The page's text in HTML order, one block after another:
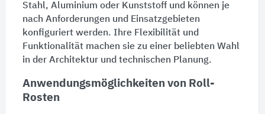
Stahl, Aluminium oder Kunststoff und können je
nach Anforderungen und Einsatzgebieten
konfiguriert werden. Ihre Flexibilität und
Funktionalität machen sie zu einer beliebten Wahl
in der Architektur und technischen Planung.
Anwendungsmöglichkeiten von Roll-
Rosten